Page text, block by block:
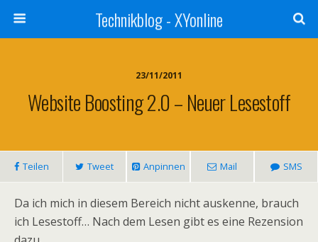
Technikblog - XYonline
23/11/2011
Website Boosting 2.0 – Neuer Lesestoff
Teilen Tweet Anpinnen Mail SMS
Da ich mich in diesem Bereich nicht auskenne, brauch
ich Lesestoff… Nach dem Lesen gibt es eine Rezension